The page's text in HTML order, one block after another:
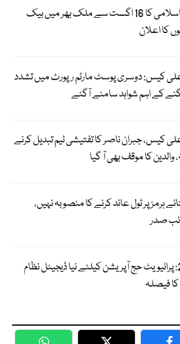
جماعت اسلامی کا 16 اگست سے ملک بھر میں بیک
کا اعلان
کیس: دوسری پوسٹ مارٹم رپورٹ میں تشدد
کے اہم شواہد سامنے آگئے
کیس، جبران ناصر کا تفتیشی ٹیم تبدیل کرنے
والدین کا موقف بھی آ گیا
ہرمز پر ٹول عائد کرنے کا منصوبہ نہیں،
صدر
حج 2027: پرائیویٹ حج آپریشن کیلئے نیا ڈیجیٹل نظام
کا فیصلہ